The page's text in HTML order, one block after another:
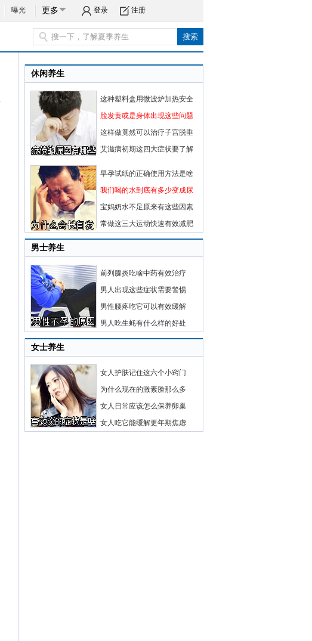
曝光 更多 登录 注册
休闲养生
这种塑料盒用微波炉加热安全
脸发黄或是身体出现这些问题
这样做竟然可以治疗子宫脱垂
艾滋病初期这四大症状要了解
早孕试纸的正确使用方法是啥
我们喝的水到底有多少变成尿
宝妈奶水不足原来有这些因素
常做这三大运动快速有效减肥
男士养生
前列腺炎吃啥中药有效治疗
男人出现这些症状需要警惕
男性腰疼吃它可以有效缓解
男人吃生蚝有什么样的好处
女士养生
女人护肤记住这六个小窍门
为什么现在的激素脸那么多
女人日常应该怎么保养卵巢
女人吃它能缓解更年期焦虑